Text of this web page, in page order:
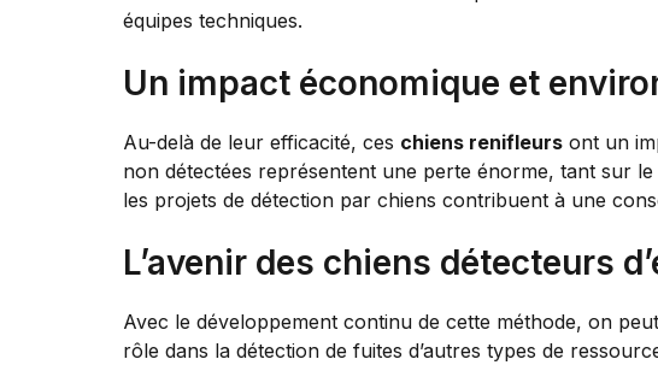
équipes techniques.
Un impact économique et
Au-delà de leur efficacité, ces chiens renifleurs ont un
non détectées représentent une perte énorme, tant sur
les projets de détection par chiens contribuent à une
L’avenir des chiens détecteurs
Avec le développement continu de cette méthode, on peut
rôle dans la détection de fuites d’autres types de